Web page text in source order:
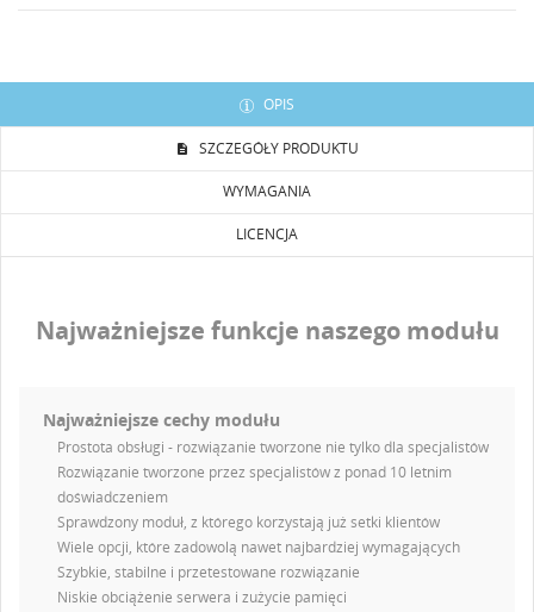
OPIS
SZCZEGÓŁY PRODUKTU
WYMAGANIA
LICENCJA
Najważniejsze funkcje naszego modułu
Najważniejsze cechy modułu
Prostota obsługi - rozwiązanie tworzone nie tylko dla specjalistów
Rozwiązanie tworzone przez specjalistów z ponad 10 letnim
doświadczeniem
Sprawdzony moduł, z którego korzystają już setki klientów
Wiele opcji, które zadowolą nawet najbardziej wymagających
Szybkie, stabilne i przetestowane rozwiązanie
Niskie obciążenie serwera i zużycie pamięci